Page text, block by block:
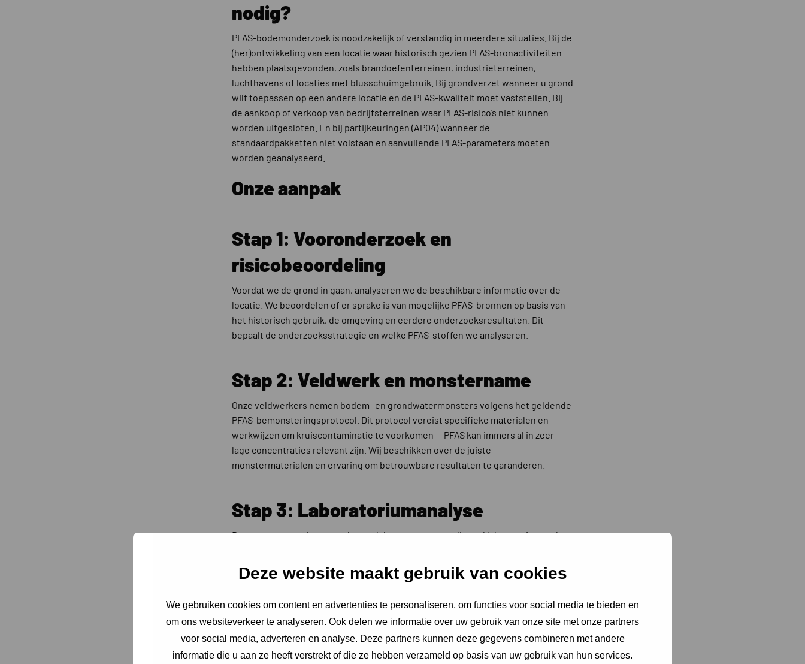
Deze website maakt gebruik van cookies
We gebruiken cookies om content en advertenties te personaliseren, om functies voor social media te bieden en
om ons websiteverkeer te analyseren. Ook delen we informatie over uw gebruik van onze site met onze partners
voor social media, adverteren en analyse. Deze partners kunnen deze gegevens combineren met andere
informatie die u aan ze heeft verstrekt of die ze hebben verzameld op basis van uw gebruik van hun services.
nodig?
PFAS-bodemonderzoek is noodzakelijk of verstandig in meerdere situaties. Bij de
(her)ontwikkeling van een locatie waar historisch gezien PFAS-bronactiviteiten
hebben plaatsgevonden, zoals brandoefenterreinen, industrieterreinen,
luchthavens of locaties met blusschuimgebruik. Bij grondverzet wanneer u grond
wilt toepassen op een andere locatie en de PFAS-kwaliteit moet vaststellen. Bij
de aankoop of verkoop van bedrijfsterreinen waar PFAS-risico’s niet kunnen
worden uitgesloten. En bij partijkeuringen (AP04) wanneer de
standaardpakketten niet volstaan en aanvullende PFAS-parameters moeten
worden geanalyseerd.
Onze aanpak
Stap 1: Vooronderzoek en
risicobeoordeling
Voordat we de grond in gaan, analyseren we de beschikbare informatie over de
locatie. We beoordelen of er sprake is van mogelijke PFAS-bronnen op basis van
het historisch gebruik, de omgeving en eerdere onderzoeksresultaten. Dit
bepaalt de onderzoeksstrategie en welke PFAS-stoffen we analyseren.
Stap 2: Veldwerk en monstername
Onze veldwerkers nemen bodem- en grondwatermonsters volgens het geldende
PFAS-bemonsteringsprotocol. Dit protocol vereist specifieke materialen en
werkwijzen om kruiscontaminatie te voorkomen — PFAS kan immers al in zeer
lage concentraties relevant zijn. Wij beschikken over de juiste
monstermaterialen en ervaring om betrouwbare resultaten te garanderen.
Stap 3: Laboratoriumanalyse
De monsters worden geanalyseerd door een geaccrediteerd laboratorium op het
verbindingen. Afhankelijk van het doel van het onderzoek stemmen we het
analysepakket af op de geldende normen en het handelingskader PFAS.
Stap 4: Rapportage en advies
U ontvangt een helder onderzoeksrapport met de resultaten getoetst aan de